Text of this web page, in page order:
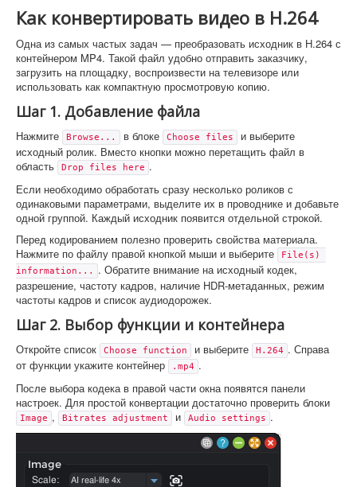
Как конвертировать видео в H.264
Одна из самых частых задач — преобразовать исходник в H.264 с
контейнером MP4. Такой файл удобно отправить заказчику,
загрузить на площадку, воспроизвести на телевизоре или
использовать как компактную просмотровую копию.
Шаг 1. Добавление файла
Нажмите Browse... в блоке Choose files
и выберите
исходный ролик. Вместо кнопки можно перетащить файл в
область
Drop files here .
Если необходимо обработать сразу несколько роликов с
одинаковыми параметрами, выделите их в проводнике и добавьте
одной группой. Каждый исходник появится отдельной строкой.
Перед кодированием полезно проверить свойства материала.
Нажмите по файлу правой кнопкой мыши и выберите
File(s)
information...
. Обратите внимание на исходный кодек,
разрешение, частоту кадров, наличие HDR-метаданных, режим
частоты кадров и список аудиодорожек.
Шаг 2. Выбор функции и контейнера
Откройте список Choose function и выберите H.264 . Справа
от функции укажите контейнер
.mp4 .
После выбора кодека в правой части окна появятся панели
настроек. Для простой конвертации достаточно проверить блоки
Image , Bitrates adjustment и Audio settings .